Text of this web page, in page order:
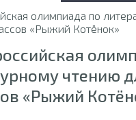
чтению
«Рыжий